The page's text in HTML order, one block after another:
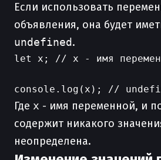
Если использовать
объявления, она будет
undefined.
let x; // x - имя
Где x - имя переменной, и
содержит никакого
неопределена.